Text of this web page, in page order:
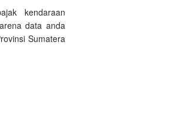
kendaraan
data anda
Sumatera